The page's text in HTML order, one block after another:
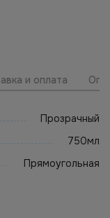
и оплата
Прозрачный
750мл
Прямоугольная